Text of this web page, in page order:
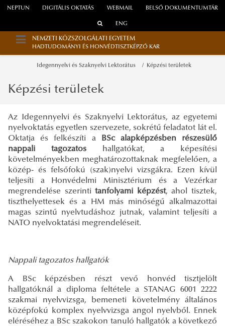
WEBMAIL
NEPTUN DIGITÁLIS OKTATÁS BELSŐ DOKUMENTUMTÁR
ENG
NEMZETI KÖZSZOLGÁLATI EGYETEM
HADTUDOMÁNYI ÉS HONVÉDTISZTKÉPZŐ KAR
Idegennyelvi és Szaknyelvi Lektorátus Képzési területek
Képzési területek
Az Idegennyelvi és Szaknyelvi Lektorátus, az egyetemi
nyelvoktatás egyetlen szervezete, sokrétű feladatot lát el.
Oktatja és felkészíti a BSc alapképzésben részesülő
nappali tagozatoshallgatókat, a képesítési
követelményekben meghatározottaknak megfelelően, a
közép- és felsőfokú (szak)nyelvi vizsgákra. Ezen kívül
teljesíti a Honvédelmi Minisztérium és a Vezérkar
megrendelése szerintitanfolyami képzést, ahol tisztek,
tiszthelyettesek és a HM más minőségű alkalmazottai
magas szintű nyelvtudáshoz jutnak, valamint teljesíti a
NATO nyelvoktatási megrendeléseit.
Nappali tagozatos hallgatók
A BSc képzésben részt vevő honvéd tisztjelölt
hallgatóknál a diploma feltétele a STANAG 6001 2222
szakmai nyelvvizsga, bemeneti követelmény általános
középfokú komplex nyelvvizsga angol nyelvből. Ennek
eléréséhez a BSc szakokon tanuló hallgatók a következő